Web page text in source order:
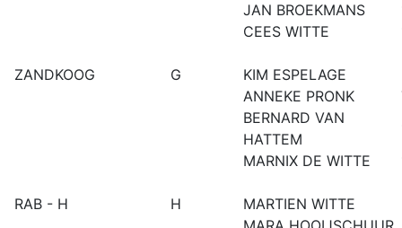
JAN BROEKMANS
CEES WITTE
ZANDKOOG G KIM ESPELAGE
ANNEKE PRONK
BERNARD VAN
HATTEM
MARNIX DE WITTE
RAB - H H MARTIEN WITTE